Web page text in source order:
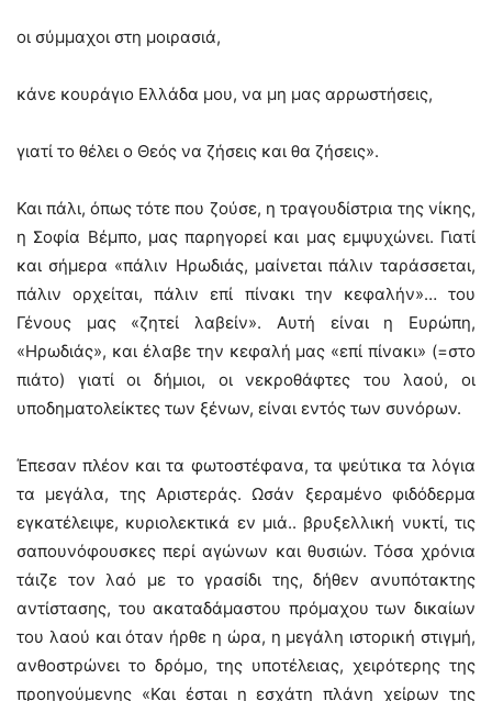
οι σύμμαχοι στη μοιρασιά,
κάνε κουράγιο Ελλάδα μου, να μη μας αρρωστήσεις,
γιατί το θέλει ο Θεός να ζήσεις και θα ζήσεις».
Και πάλι, όπως τότε που ζούσε, η τραγουδίστρια της νίκης,
η Σοφία Βέμπο, μας παρηγορεί και μας εμψυχώνει. Γιατί
και σήμερα «πάλιν Ηρωδιάς, μαίνεται πάλιν ταράσσεται,
πάλιν ορχείται, πάλιν επί πίνακι την κεφαλήν»… του
Γένους μας «ζητεί λαβείν». Αυτή είναι η Ευρώπη,
«Ηρωδιάς», και έλαβε την κεφαλή μας «επί πίνακι» (=στο
πιάτο) γιατί οι δήμιοι, οι νεκροθάφτες του λαού, οι
υποδηματολείκτες των ξένων, είναι εντός των συνόρων.
Έπεσαν πλέον και τα φωτοστέφανα, τα ψεύτικα τα λόγια
τα μεγάλα, της Αριστεράς. Ωσάν ξεραμένο φιδόδερμα
εγκατέλειψε, κυριολεκτικά εν μιά.. βρυξελλική νυκτί, τις
σαπουνόφουσκες περί αγώνων και θυσιών. Τόσα χρόνια
τάιζε τον λαό με το γρασίδι της, δήθεν ανυπότακτης
αντίστασης, του ακαταδάμαστου πρόμαχου των δικαίων
του λαού και όταν ήρθε η ώρα, η μεγάλη ιστορική στιγμή,
ανθοστρώνει το δρόμο, της υποτέλειας, χειρότερης της
προηγούμενης «Και έσται η εσχάτη πλάνη χείρων της